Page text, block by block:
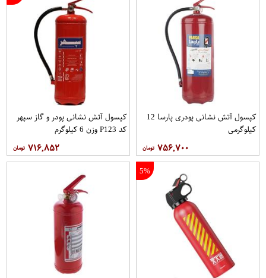
کپسول آتش نشانی پودری پارسا 12
کیلوگرمی
۷۵۶,۷۰۰
کپسول آتش نشانی پودر و گاز سپهر
کد P123 وزن 6 کیلوگرم
۷۱۶,۸۵۲
5%